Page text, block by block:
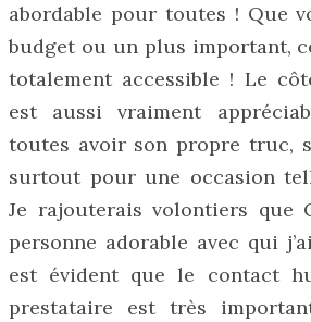
abordable pour toutes ! Que
budget ou un plus important,
totalement accessible ! Le
est aussi vraiment
toutes avoir son propre truc,
surtout pour une occasion
Je rajouterais volontiers que
personne adorable avec qui
est évident que le contact
prestataire est très